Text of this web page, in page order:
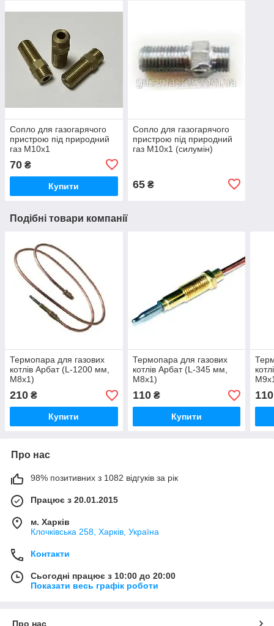
Сопло для газогарячого
пристрою під природний
газ М10х1
70 ₴
Купити
Сопло для газогарячого
пристрою під природний
газ М10х1 (силумін)
65₴
Подібні товари компанії
Термопара для газових
котлів Арбат (L-1200 мм,
М8х1)
210 ₴
Купити
Термопара для газових
котлів Арбат (L-345 мм,
М8х1)
110₴
Купити
110
Про нас
98% позитивних з 1082 відгуків за рік
Працює з 20.01.2015
м. Харків
Клочкiвська 258, Харків, Україна
Контакти
Сьогодні працює з 10:00 до 20:00
Показати весь графік роботи
Про нас